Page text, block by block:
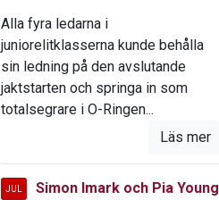
Alla fyra ledarna i
juniorelitklasserna kunde behålla
sin ledning på den avslutande
jaktstarten och springa in som
totalsegrare i O-Ringen...
Läs mer
JUL
Simon Imark och Pia Young